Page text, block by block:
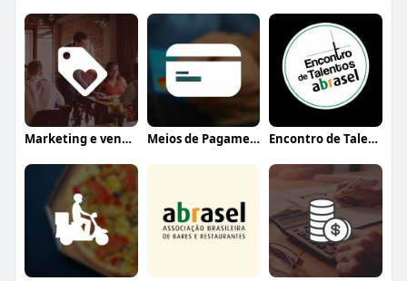
Marketing e vendas Meios de Pagamento Encontro de Talentos Abrasel